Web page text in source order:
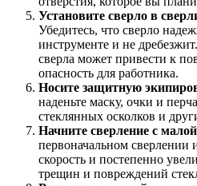
Установите сверло в
Убедитесь, что сверло
инструменте и не
сверла может привести к
опасность для работника.
Носите защитную
наденьте маску, очки и
стеклянных осколков и
Начните сверление с
первоначальном сверлении
скорость и постепенно
трещин и повреждений